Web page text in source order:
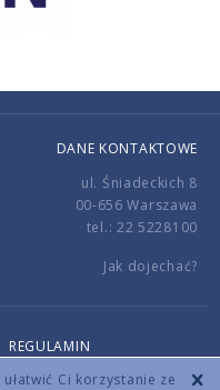
Ci korzystanie ze
DANE KONTAKTOWE
ul. Śniadeckich 8
00-656 Warszawa
tel.: 22 5228100
Jak dojechać?
REGULAMIN
All rights reserved.